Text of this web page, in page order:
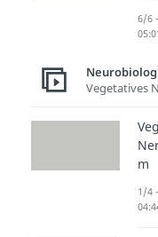
fünf
6/6
Vegetatives
m
1/4